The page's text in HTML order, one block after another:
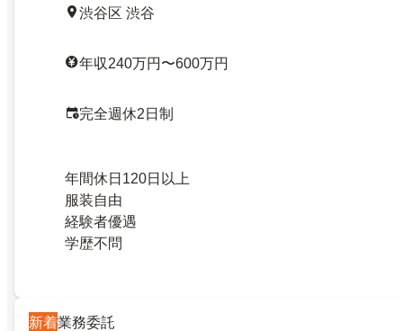
渋谷区 渋谷
年収240万円〜600万円
完全週休2日制
年間休日120日以上
服装自由
経験者優遇
学歴不問
新着業務委託